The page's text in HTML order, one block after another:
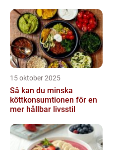
15 oktober 2025
Så kan du minska
köttkonsumtionen för en
mer hållbar livsstil